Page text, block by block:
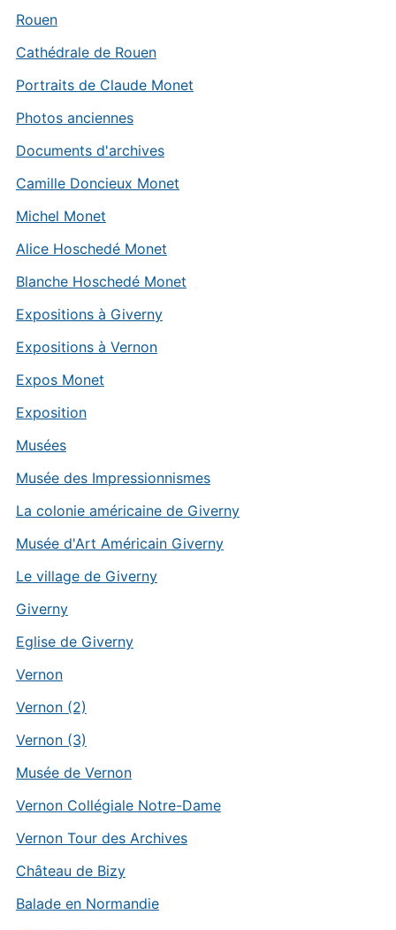
Rouen
Cathédrale de Rouen
Portraits de Claude Monet
Photos anciennes
Documents d'archives
Camille Doncieux Monet
Michel Monet
Alice Hoschedé Monet
Blanche Hoschedé Monet
Expositions à Giverny
Expositions à Vernon
Expos Monet
Exposition
Musées
Musée des Impressionnismes
La colonie américaine de Giverny
Musée d'Art Américain Giverny
Le village de Giverny
Giverny
Eglise de Giverny
Vernon
Vernon (2)
Vernon (3)
Musée de Vernon
Vernon Collégiale Notre-Dame
Vernon Tour des Archives
Château de Bizy
Balade en Normandie